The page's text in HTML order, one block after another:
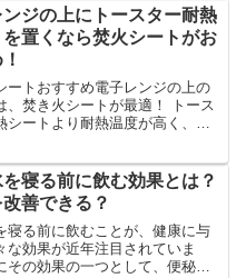
ています。以下は主なキャスト
ンジの上にトースター耐熱
を置くなら焚火シートがお
ートおすすめ電子レンジの上の
、焚き火シートが最適！ トース
シートより耐熱温度が高く、万
シート 防火シート 耐火 耐熱 防
寝る前に飲む効果とは？
善できる？
寝る前に飲むことが、健康に与
な効果が近年注目されていま
その効果の一つとして、便秘の